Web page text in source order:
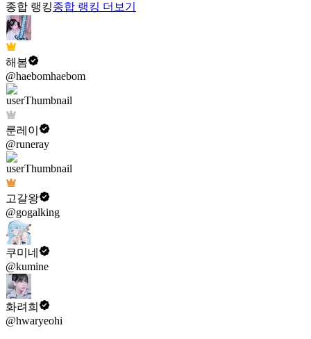
종합 랭킹종합 랭킹 더보기
해봄
@haebomhaebom
룬레이
@runeray
고갈왕
@gogalking
쿠미네
@kumine
화려희
@hwaryeohi